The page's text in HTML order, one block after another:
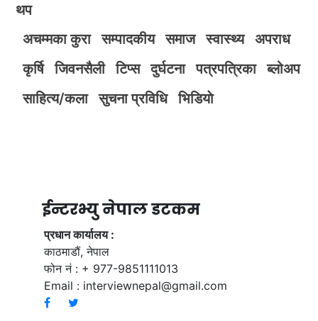
थप
अचम्मका कुरा
सम्पादकीय समाज स्वास्थ्य
अपराध
कृर्षि
जिवनसैली टिप्स दुर्घटना पत्रपत्रिका
ब्लोअप
साहित्य/कला
सुचना प्रविधि भिडियाे
ईन्टरभ्यु नेपाल डटकम
प्रधान कार्यालय :
काठमाडौं, नेपाल
फोन नं : + 977-9851111013
Email : interviewnepal@gmail.com